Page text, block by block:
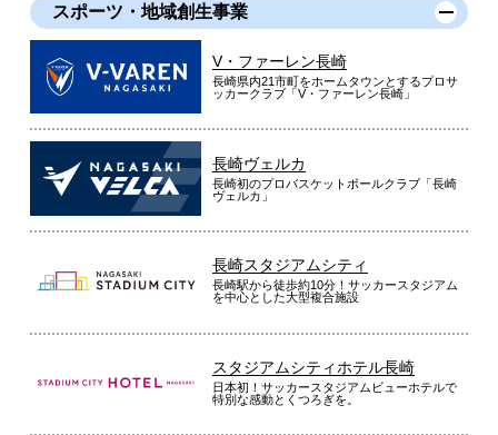
スポーツ・地域創生事業
V・ファーレン長崎
長崎県内21市町をホームタウンとするプロサ
ッカークラブ「V・ファーレン長崎」
長崎ヴェルカ
長崎初のプロバスケットボールクラブ「長崎
ヴェルカ」
長崎スタジアムシティ
長崎駅から徒歩約10分！サッカースタジアム
を中心とした大型複合施設
スタジアムシティホテル長崎
日本初！サッカースタジアムビューホテルで
特別な感動とくつろぎを。